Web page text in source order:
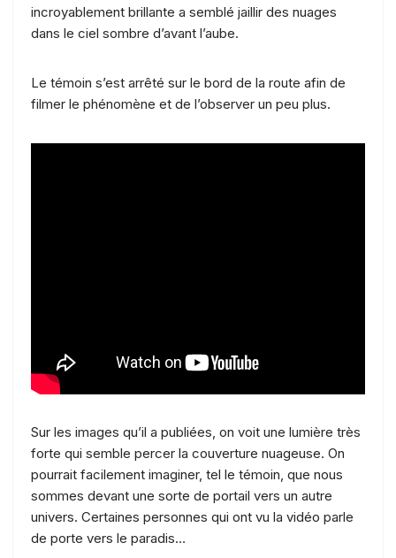
incroyablement brillante a semblé jaillir des nuages
dans le ciel sombre d’avant l’aube.
Le témoin s’est arrêté sur le bord de la route afin de
filmer le phénomène et de l’observer un peu plus.
Sur les images qu’il a publiées, on voit une lumière très
forte qui semble percer la couverture nuageuse. On
pourrait facilement imaginer, tel le témoin, que nous
sommes devant une sorte de portail vers un autre
univers. Certaines personnes qui ont vu la vidéo parle
de porte vers le paradis…